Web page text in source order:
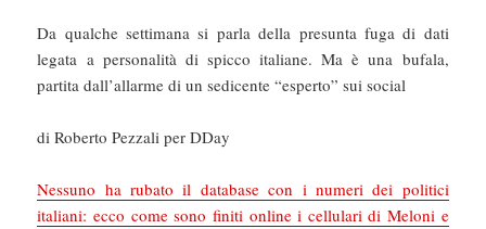
Da qualche settimana si parla della presunta fuga di dati
legata a personalità di spicco italiane. Ma è una bufala,
partita dall’allarme di un sedicente “esperto” sui social
di Roberto Pezzali per DDay
Nessuno ha rubato il database con i numeri dei politici
italiani: ecco come sono finiti online i cellulari di Meloni e